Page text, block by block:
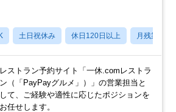
土日祝休み 休日120日以上 月残業20
レストラン予約サイト「一休.comレストラ
ン（「PayPayグルメ」）」の営業担当と
して、ご経験や適性に応じたポジションを
お任せします。